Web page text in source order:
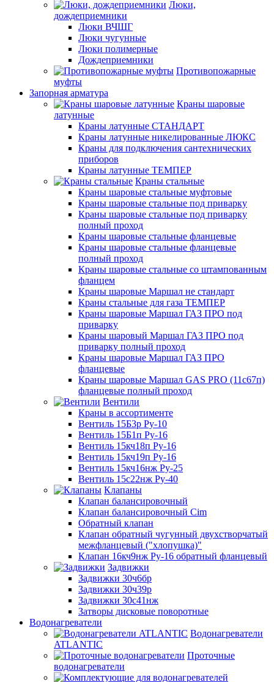
Люки,
дождеприемники
Люки ВЧШГ
Люки чугунные
Люки полимерные
Дождеприемники
Противопожарные
муфты
Запорная арматура
Краны шаровые
латунные
Краны латунные СТАНДАРТ
Краны латунные никелированные ЛЮКС
Краны для подключения сантехнических
приборов
Краны латунные ТЕМПЕР
Краны стальные
Краны шаровые стальные муфтовые
Краны шаровые стальные под приварку
Краны шаровые стальные под приварку
полный проход
Краны шаровые стальные фланцевые
Краны шаровые стальные фланцевые
полный проход
Краны шаровые стальные со штампованным
фланцем
Краны шаровые Маршал не стандарт
Краны стальные для газа ТЕМПЕР
Краны шаровые Маршал ГАЗ ПРО под
приварку
Краны шаровый Маршал ГАЗ ПРО под
приварку полный проход
Краны шаровые Маршал ГАЗ ПРО
фланцевые
Краны шаровые Маршал GAS PRO (11с67п)
фланцевые полный проход
Вентили
Краны в ассортименте
Вентиль 15Б3р Ру-10
Вентиль 15Б1п Ру-16
Вентиль 15кч18п Ру-16
Вентиль 15кч19п Ру-16
Вентиль 15кч16нж Ру-25
Вентиль 15с22нж Ру-40
Клапаны
Клапан балансировочный
Клапан балансировочный Cim
Обратный клапан
Клапан обратный чугунный двухстворчатый
межфланцевый ("хлопушка)"
Клапан 16кч9нж Ру-16 обратный фланцевый
Задвижки
Задвижки 30ч6бр
Задвижки 30ч39р
Задвижки 30с41нж
Затворы дисковые поворотные
Водонагреватели
Водонагреватели
ATLANTIC
Проточные
водонагреватели